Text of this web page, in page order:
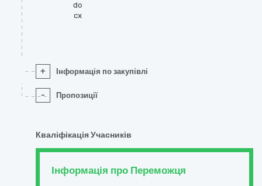
do
cx
+ Інформація по закупівлі
- Пропозиції
Кваліфікація Учасників
Інформація про Переможця